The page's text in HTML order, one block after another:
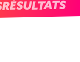
RÉSULTATS